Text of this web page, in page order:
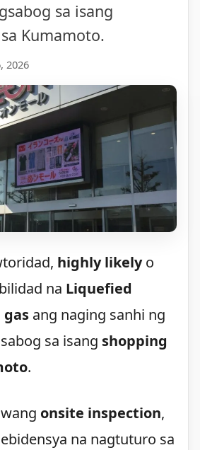
sa isang
Kumamoto.
2026
highly likelyo
na Liquefied
gas ang naging sanhi ng
sa isang shopping
.
onsite inspection,
na nagtuturo sa